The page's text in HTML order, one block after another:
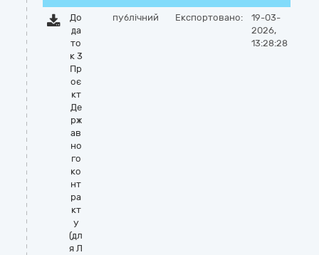
До
да
то
к 3
Пр
оє
кт
Де
рж
ав
но
го
ко
нт
ра
кт
у
(дл
я Л
публічний Експортовано:
19-03-
2026,
13:28:28